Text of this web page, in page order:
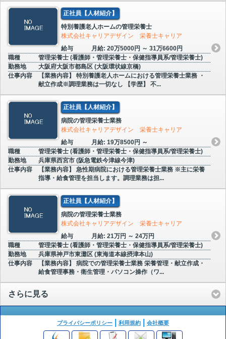
正社員【人材紹介】
特別養護老人ホームの管理栄養士
株式会社キャリアデザイン 栄養士キャリア
給与
月給: 20万5000円 ～ 31万6600円
職種
管理栄養士 (看護師・管理栄養士・保健指導員系/管理栄養士)
勤務地
大阪府大阪市都島区 (大阪環状線京橋)
仕事内容
【業務内容】 特別養護老人ホームにおける管理栄養士業務 ・
献立作成※調理業務は一切なし 【学歴】 不...
正社員【人材紹介】
病院の管理栄養士業務
株式会社キャリアデザイン 栄養士キャリア
給与
月給: 19万8500円 ～
職種
管理栄養士 (看護師・管理栄養士・保健指導員系/管理栄養士)
勤務地
兵庫県西宮市 (阪急電鉄今津線今津)
仕事内容
【業務内容】 急性期病院における管理栄養士業務 ※主に栄養
指導・給食管理を担当します。調理業務は担...
正社員【人材紹介】
病院の管理栄養士業務
株式会社キャリアデザイン 栄養士キャリア
給与
月給: 21万円 ～ 24万円
職種
管理栄養士 (看護師・管理栄養士・保健指導員系/管理栄養士)
勤務地
兵庫県神戸市東灘区 (東海道本線摂津本山)
仕事内容
【業務内容】 病院での管理栄養士業務 栄養管理・献立作成・
給食管理事務・衛生管理・パソコン操作（ワ...
さらに見る
プライバシーポリシー 利用規約 会社概要